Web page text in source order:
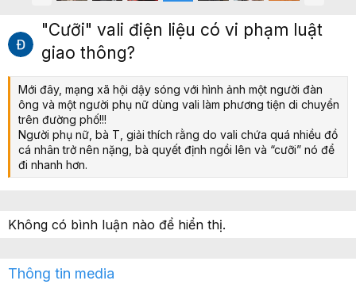
c
p
"Cưỡi" vali điện liệu có vi phạm luật
giao thông?
Mới đây, mạng xã hội dậy sóng với hình ảnh một người đàn
ông và một người phụ nữ dùng vali làm phương tiện di chuyển
trên đường phố!!!
Người phụ nữ, bà T, giải thích rằng do vali chứa quá nhiều đồ
cá nhân trở nên nặng, bà quyết định ngồi lên và “cưỡi” nó để
đi nhanh hơn.
Không có bình luận nào để hiển thị.
Thông tin media